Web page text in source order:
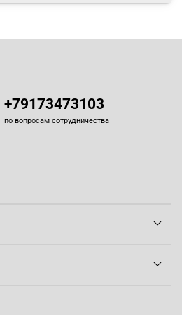
+79173473103
по вопросам сотрудничества